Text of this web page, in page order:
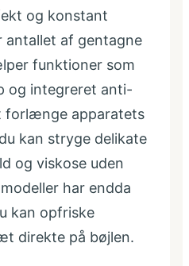
og konstant
antallet af gentagne
funktioner som
og integreret anti-
forlænge apparatets
kan stryge delikate
og viskose uden
har endda
kan opfriske
direkte på bøjlen.